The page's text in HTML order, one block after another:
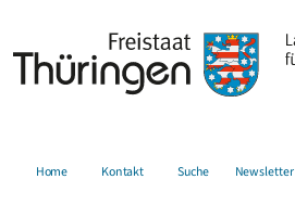
Home Kontakt Suche Newsletter